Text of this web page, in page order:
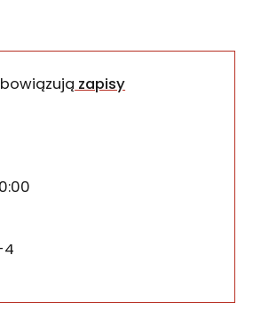
zapisy
Żyjni na drugie spotkanie z
4